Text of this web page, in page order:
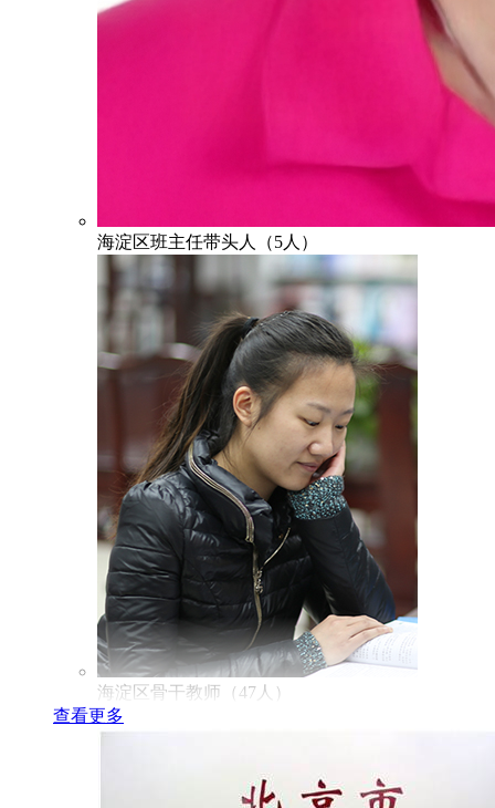
海淀区班主任带头人（5人）
海淀区骨干教师（47人）
查看更多